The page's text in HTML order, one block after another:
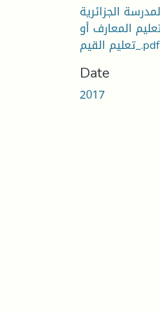
الجزائرية
المعارف أو
تعليم القيم_.pdf
Date
2017